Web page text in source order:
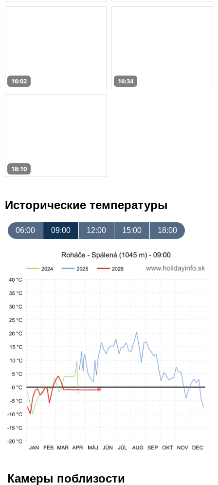
16:02 16:34
18:10
Исторические температуры
06:00 09:00 12:00 15:00 18:00
Камеры поблизости